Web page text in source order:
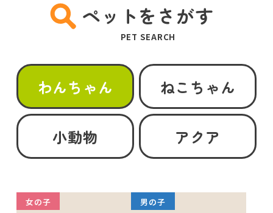
ペットをさがす
PET SEARCH
わんちゃん ねこちゃん
小動物 アクア
女の子 男の子